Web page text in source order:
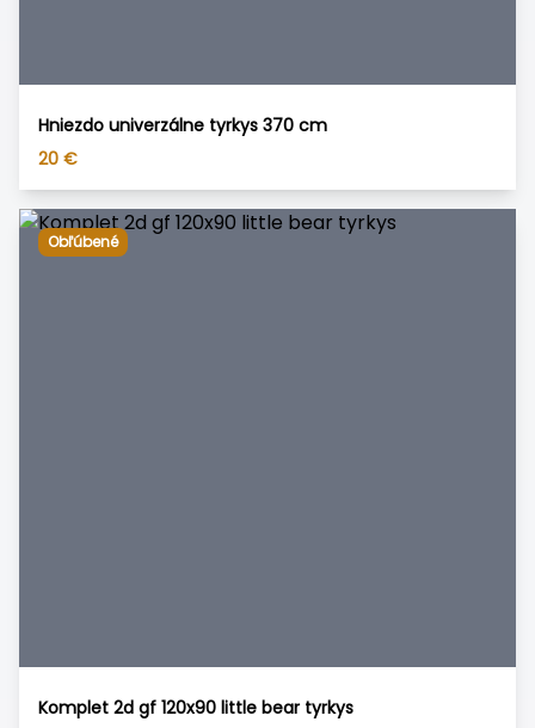
Hniezdo univerzálne tyrkys 370 cm
20 €
Obľúbené
Komplet 2d gf 120x90 little bear tyrkys